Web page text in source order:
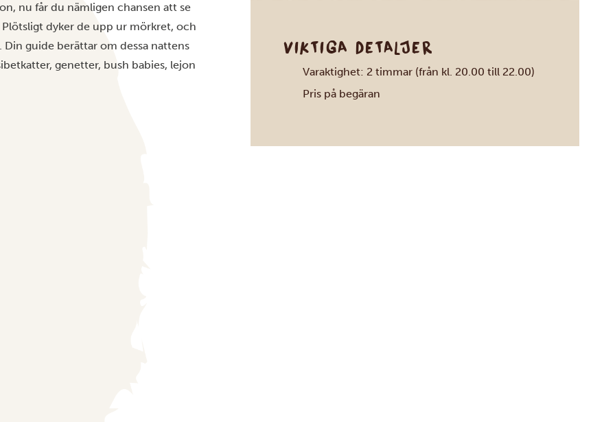
nu får du nämligen chansen att se
dyker de upp ur mörkret, och
Din guide berättar om dessa nattens
genetter, bush babies, lejon
VIKTIGA DETALJER
Varaktighet: 2 timmar (från kl. 20.00 till 22.00)
Pris på begäran